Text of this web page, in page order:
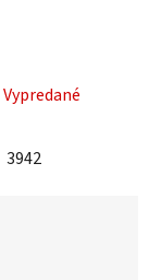
Vypredané
3942